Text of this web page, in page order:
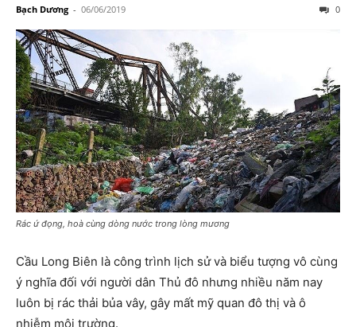
Bạch Dương - 06/06/2019 0
Rác ứ đọng, hoà cùng dòng nước trong lòng mương
Cầu Long Biên là công trình lịch sử và biểu tượng vô cùng
ý nghĩa đối với người dân Thủ đô nhưng nhiều năm nay
luôn bị rác thải bủa vây, gây mất mỹ quan đô thị và ô
nhiễm môi trường.